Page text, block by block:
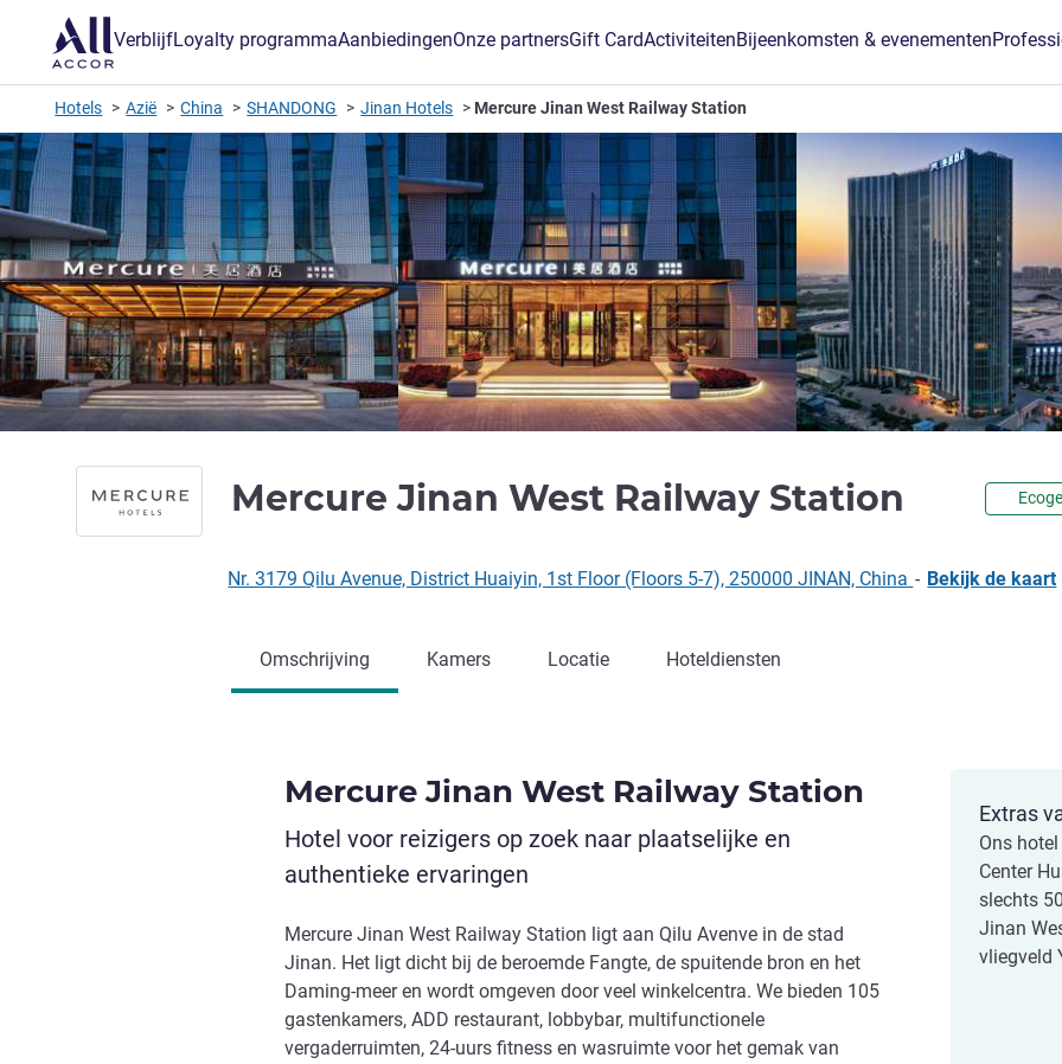
VerblijfLoyalty programmaAanbiedingenOnze partnersGift CardActiviteitenBijeenkomsten & evenementen
Hotels Azië China SHANDONG Jinan Hotels Mercure Jinan West Railway Station
Mercure Jinan West Railway Station 4
Nr. 3179 Qilu Avenue, District Huaiyin, 1st Floor (Floors 5-7), 250000 JINAN, China - Bekijk de kaart
Omschrijving Kamers Locatie Hoteldiensten
Mercure Jinan West Railway Station
Hotel voor reizigers op zoek naar plaatselijke en
authentieke ervaringen
Mercure Jinan West Railway Station ligt aan Qilu Avenve in de stad
Jinan. Het ligt dicht bij de beroemde Fangte, de spuitende bron en het
Daming-meer en wordt omgeven door veel winkelcentra. We bieden 105
gastenkamers, ADD restaurant, lobbybar, multifunctionele
vergaderruimten, 24-uurs fitness en wasruimte voor het gemak van
Extras
Ons
Center
slechts
Jinan
vliegveld